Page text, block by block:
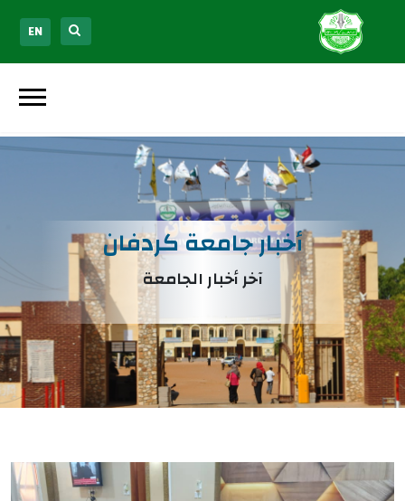
EN
أخبار جامعة كردفان
آخر أخبار الجامعة